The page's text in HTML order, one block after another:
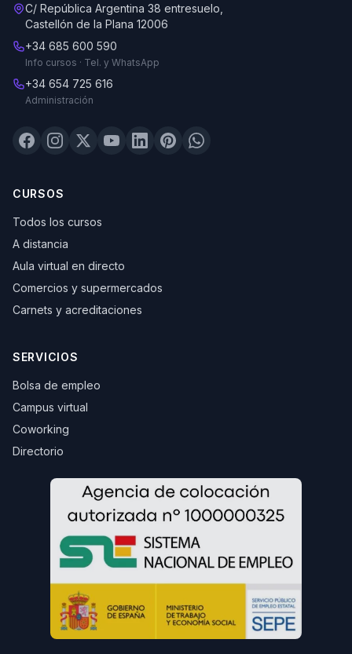
C/ República Argentina 38 entresuelo,
Castellón de la Plana 12006
+34 685 600 590
Info cursos · Tel. y WhatsApp
+34 654 725 616
Administración
CURSOS
Todos los cursos
A distancia
Aula virtual en directo
Comercios y supermercados
Carnets y acreditaciones
SERVICIOS
Bolsa de empleo
Campus virtual
Coworking
Directorio